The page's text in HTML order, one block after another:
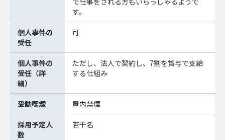
す。
個人事件の
受任
可
個人事件の
受任（詳
細）
ただし、法人で契約し、7割を賞与で支給
する仕組み
受動喫煙 屋内禁煙
採用予定人
数
若干名